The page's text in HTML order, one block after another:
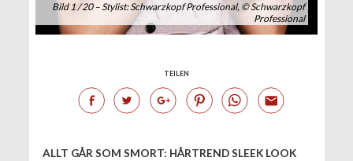
Bild 1 / 20 – Stylist: Schwarzkopf Professional, © Schwarzkopf
Professional
TEILEN
ALLT GÅR SOM SMORT: HÅRTREND SLEEK LOOK